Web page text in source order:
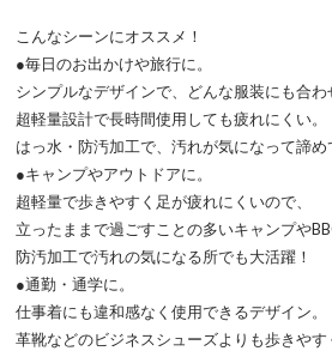
こんなシーンにオススメ！
●毎日のお出かけや旅行に。
シンプルなデザインで、どんな服装にも合わ
超軽量設計で長時間使用しても疲れにくい。
はっ水・防汚加工で、汚れが気になって諦
●キャンプやアウトドアに。
超軽量で歩きやすく足が疲れにくいので、
立ったままで過ごすことの多いキャンプや
防汚加工で汚れの気になる所でも大活躍！
●通勤・通学に。
仕事着にも違和感なく使用できるデザイン。
革靴などのビジネスシューズよりも歩きやす